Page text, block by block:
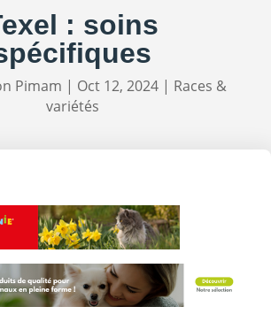
: soins
Pimam | Oct 12, 2024 | Races &
variétés